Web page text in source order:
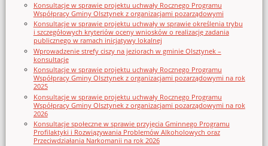
Konsultacje w sprawie projektu uchwały Rocznego Programu
Współpracy Gminy Olsztynek z organizacjami pozarządowymi
Konsultacje w sprawie projektu uchwały w sprawie określenia trybu
i szczegółowych kryteriów oceny wniosków o realizację zadania
publicznego w ramach inicjatywy lokalnej
Wprowadzenie strefy ciszy na jeziorach w gminie Olsztynek –
konsultacje
Konsultacje w sprawie projektu uchwały Rocznego Programu
Współpracy Gminy Olsztynek z organizacjami pozarządowymi na rok
2025
Konsultacje w sprawie projektu uchwały Rocznego Programu
Współpracy Gminy Olsztynek z organizacjami pozarządowymi na rok
2026
Konsultacje społeczne w sprawie przyjęcia Gminnego Programu
Profilaktyki i Rozwiązywania Problemów Alkoholowych oraz
Przeciwdziałania Narkomanii na rok 2026